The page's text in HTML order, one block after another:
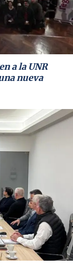
a la UNR
nueva